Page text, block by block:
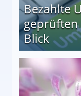
Bezahlte
geprüften
Blick
auf einen Blick